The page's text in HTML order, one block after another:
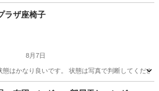
家具 ガラス
ラザ座椅子
8月7日
はかなり良いです。 状態は写真で判断してくださ
駅 椅子